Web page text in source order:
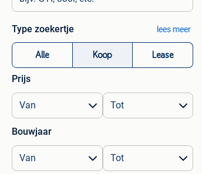
Type zoekertje lees meer
Alle Koop Lease
Prijs
Bouwjaar